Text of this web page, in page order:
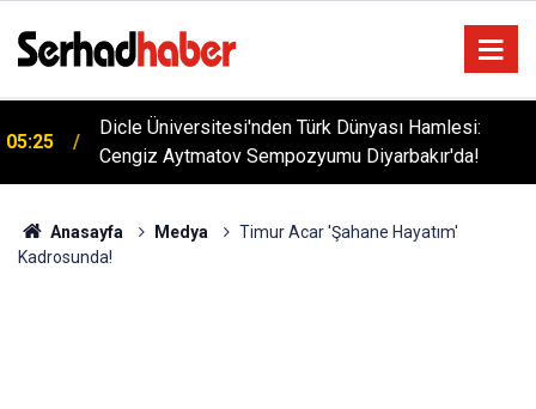
05:25
Dicle Üniversitesi'nden Türk Dünyası Hamlesi:
Cengiz Aytmatov Sempozyumu Diyarbakır'da!
Anasayfa Medya
Timur Acar 'Şahane Hayatım'
Kadrosunda!